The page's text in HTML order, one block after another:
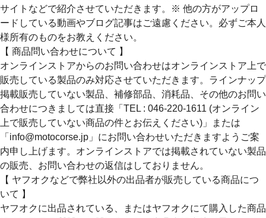
サイトなどで紹介させていただきます。※ 他の方がアップロ
ードしている動画やブログ記事はご遠慮ください。必ずご本人
様所有のものをお教えください。
【 商品問い合わせについて 】
オンラインストアからのお問い合わせはオンラインストア上で
販売している製品のみ対応させていただきます。ラインナップ
掲載販売していない製品、補修部品、消耗品、その他のお問い
合わせにつきましては直接「TEL : 046-220-1611 (オンライン
上で販売していない商品の件とお伝えください)」または
「info@motocorse.jp」にお問い合わせいただきますようご案
内申し上げます。オンラインストアでは掲載されていない製品
の販売、お問い合わせの返信はしておりません。
【 ヤフオクなどで弊社以外の出品者が販売している商品につ
いて 】
ヤフオクに出品されている、またはヤフオクにて購入した商品